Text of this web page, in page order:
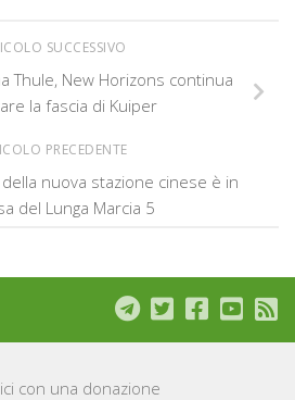
SUCCESSIVO
Thule, New Horizons continua
la fascia di Kuiper
PRECEDENTE
nuova stazione cinese è in
del Lunga Marcia 5
con una donazione